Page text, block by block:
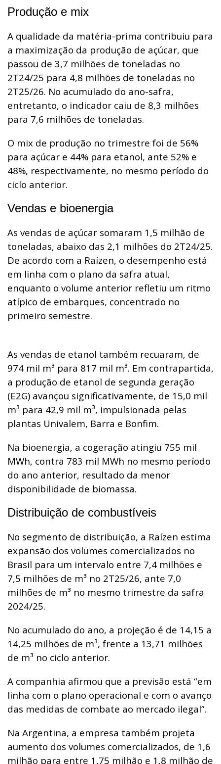
Produção e mix
A qualidade da matéria-prima contribuiu para
a maximização da produção de açúcar, que
passou de 3,7 milhões de toneladas no
2T24/25 para 4,8 milhões de toneladas no
2T25/26. No acumulado do ano-safra,
entretanto, o indicador caiu de 8,3 milhões
para 7,6 milhões de toneladas.
O mix de produção no trimestre foi de 56%
para açúcar e 44% para etanol, ante 52% e
48%, respectivamente, no mesmo período do
ciclo anterior.
Vendas e bioenergia
As vendas de açúcar somaram 1,5 milhão de
toneladas, abaixo das 2,1 milhões do 2T24/25.
De acordo com a Raízen, o desempenho está
em linha com o plano da safra atual,
enquanto o volume anterior refletiu um ritmo
atípico de embarques, concentrado no
primeiro semestre.
As vendas de etanol também recuaram, de
974 mil m³ para 817 mil m³. Em contrapartida,
a produção de etanol de segunda geração
(E2G) avançou significativamente, de 15,0 mil
m³ para 42,9 mil m³, impulsionada pelas
plantas Univalem, Barra e Bonfim.
Na bioenergia, a cogeração atingiu 755 mil
MWh, contra 783 mil MWh no mesmo período
do ano anterior, resultado da menor
disponibilidade de biomassa.
Distribuição de combustíveis
No segmento de distribuição, a Raízen estima
expansão dos volumes comercializados no
Brasil para um intervalo entre 7,4 milhões e
7,5 milhões de m³ no 2T25/26, ante 7,0
milhões de m³ no mesmo trimestre da safra
2024/25.
No acumulado do ano, a projeção é de 14,15 a
14,25 milhões de m³, frente a 13,71 milhões
de m³ no ciclo anterior.
A companhia afirmou que a previsão está “em
linha com o plano operacional e com o avanço
das medidas de combate ao mercado ilegal”.
Na Argentina, a empresa também projeta
aumento dos volumes comercializados, de 1,6
milhão para entre 1,75 milhão e 1,8 milhão de